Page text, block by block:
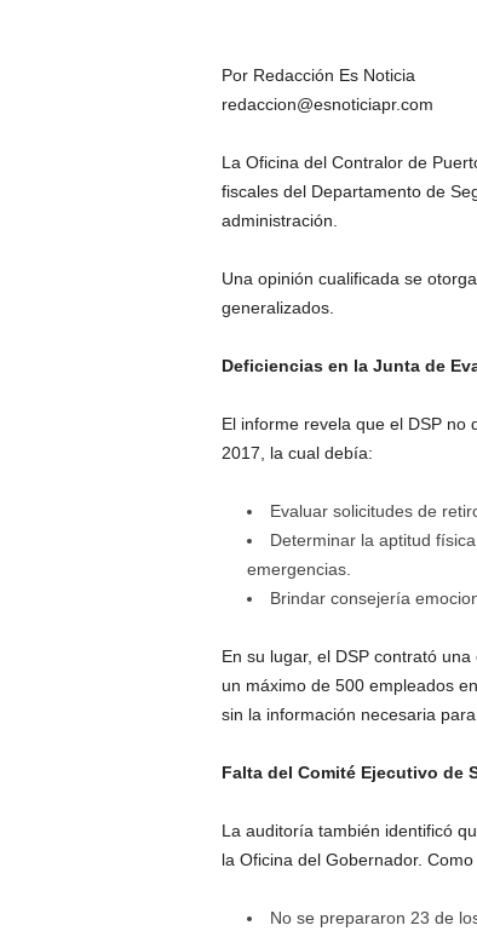
Por Redacción Es Noticia
redaccion@esnoticiapr.com
La Oficina del Contralor de
fiscales del Departamento de
administración.
Una opinión cualificada se
generalizados.
Deficiencias en la Junta de
El informe revela que el DSP no
2017, la cual debía:
Evaluar solicitudes de
Determinar la aptitud
emergencias.
Brindar consejería
En su lugar, el DSP contrató
un máximo de 500 empleados
sin la información necesaria
Falta del Comité Ejecutivo de
La auditoría también identificó
la Oficina del Gobernador.
No se prepararon 23 de